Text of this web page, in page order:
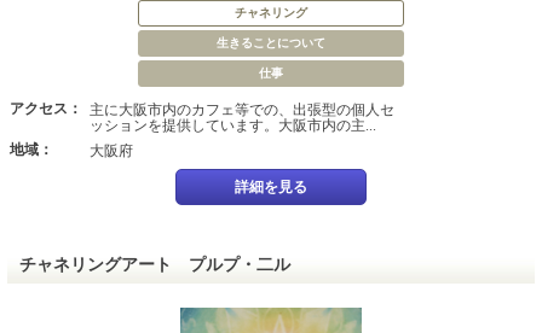
チャネリング
生きることについて
仕事
アクセス：
主に大阪市内のカフェ等での、出張型の個人セ
ッションを提供しています。大阪市内の主...
地域：
大阪府
詳細を見る
チャネリングアート プルプ・二ル